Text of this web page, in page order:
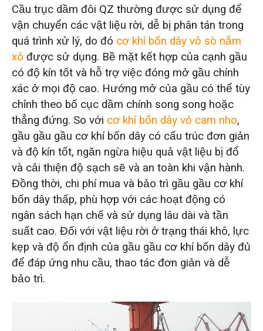
Cầu trục dầm đôi QZ thường được sử dụng để
vận chuyển các vật liệu rời, dễ bị phân tán trong
quá trình xử lý, do đó cơ khí bốn dây vỏ sò nắm
xô được sử dụng. Bề mặt kết hợp của cạnh gầu
có độ kín tốt và hỗ trợ việc đóng mở gầu chính
xác ở mọi độ cao. Hướng mở của gầu có thể tùy
chỉnh theo bố cục dầm chính song song hoặc
thẳng đứng. So với cơ khí bốn dây vỏ cam nho,
gầu gầu gầu cơ khí bốn dây có cấu trúc đơn giản
và độ kín tốt, ngăn ngừa hiệu quả vật liệu bị đổ
và cải thiện độ sạch sẽ và an toàn khi vận hành.
Đồng thời, chi phí mua và bảo trì gầu gầu cơ khí
bốn dây thấp, phù hợp với các hoạt động có
ngân sách hạn chế và sử dụng lâu dài và tần
suất cao. Đối với vật liệu rời ở trạng thái khô, lực
kẹp và độ ổn định của gầu gầu cơ khí bốn dây đủ
để đáp ứng nhu cầu, thao tác đơn giản và dễ
bảo trì.